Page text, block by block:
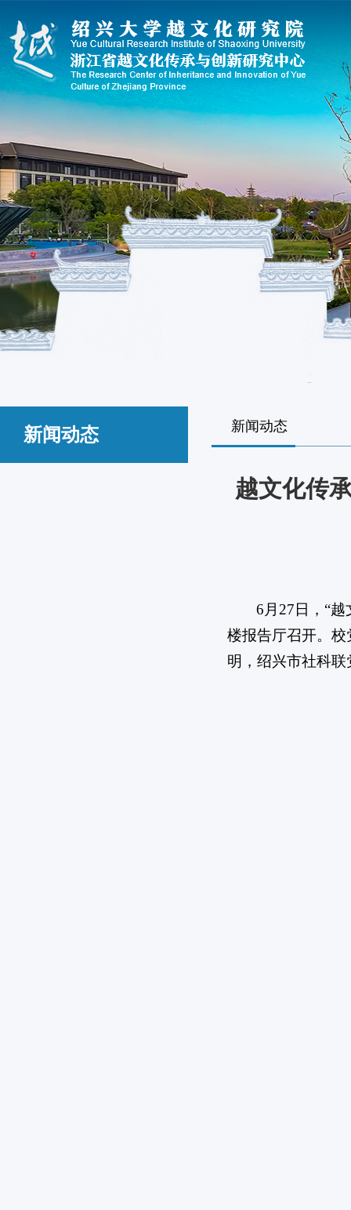
新闻动态 新闻动态
越文化传
6月27日，“
楼报告厅召开。
明，绍兴市社科